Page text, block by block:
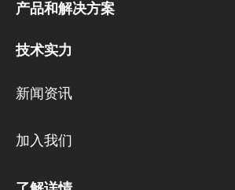
产品和解决方案
技术实力
新闻资讯
加入我们